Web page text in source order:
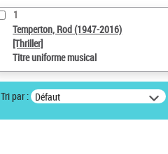
1
Temperton, Rod (1947-2016)
[Thriller]
Titre uniforme musical
Tri par : Défaut